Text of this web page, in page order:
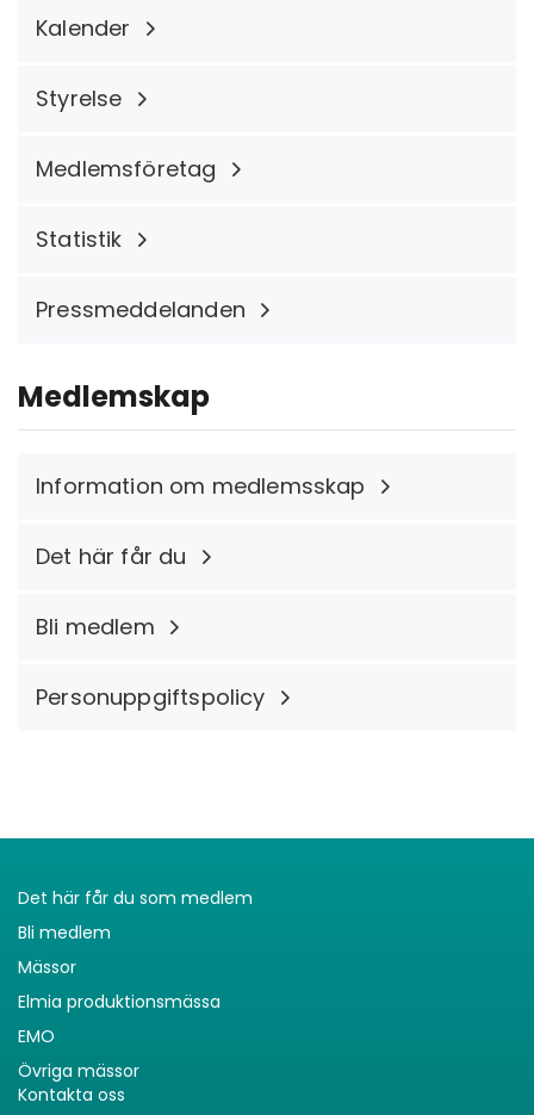
Kalender
Styrelse
Medlemsföretag
Statistik
Pressmeddelanden
Medlemskap
Information om medlemsskap
Det här får du
Bli medlem
Personuppgiftspolicy
Det här får du som medlem
Bli medlem
Mässor
Elmia produktionsmässa
EMO
Övriga mässor
Kontakta oss